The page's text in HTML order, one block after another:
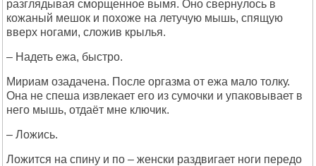
разглядывая сморщенное вымя. Оно свернулось в
кожаный мешок и похоже на летучую мышь, спящую
вверх ногами, сложив крылья.
– Надеть ежа, быстро.
Мириам озадачена. После оргазма от ежа мало толку.
Она не спеша извлекает его из сумочки и упаковывает в
него мышь, отдаёт мне ключик.
– Ложись.
Ложится на спину и по – женски раздвигает ноги передо